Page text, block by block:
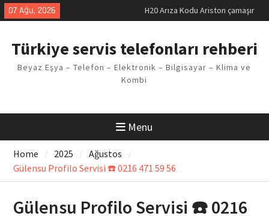
Skip
to
07 Ağu, 2026
LG kombi E2 Arızası Çözümü
Vaillant çamaşır makinesi E03
Arıza Kodu
Ferroli klima E3 Arızası Çözümü
Türkiye servis telefonları rehberi
Beyaz Eşya – Telefon – Elektronik – Bilgisayar – Klima ve
Kombi
Menu
Home 2025
Ağustos
Gülensu Profilo Servisi ☎️ 0216 471 59 56
Gülensu Profilo Servisi ☎️ 0216